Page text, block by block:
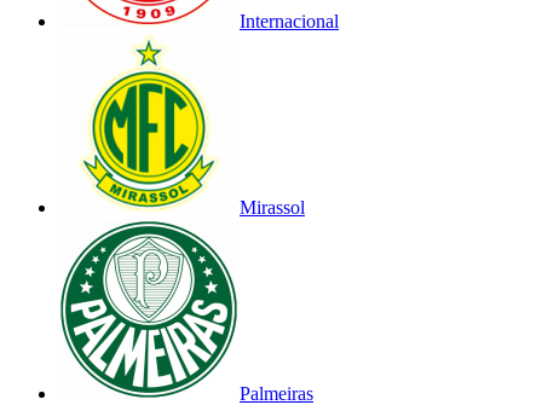
Internacional
Mirassol
Palmeiras